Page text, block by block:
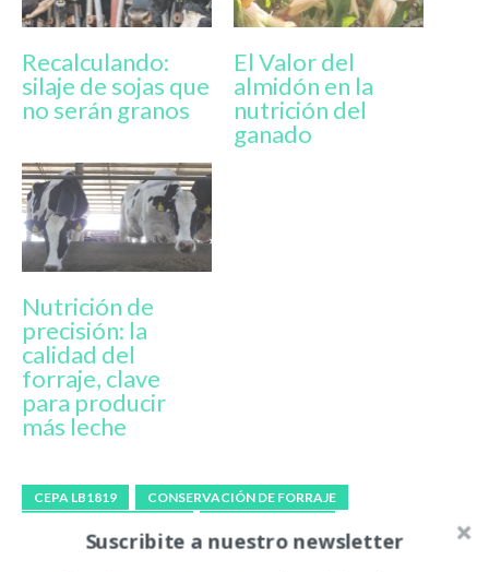
Recalculando:
silaje de sojas que
no serán granos
El Valor del
almidón en la
nutrición del
ganado
Nutrición de
precisión: la
calidad del
forraje, clave
para producir
más leche
CEPA LB1819
CONSERVACIÓN DE FORRAJE
INOCULACIÓN
LACTOBACILLUS BUCHNERI SILAJE
Suscribite a nuestro newsletter